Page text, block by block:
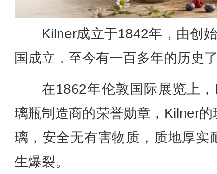
Kilner成立于1842年，由创
国成立，至今有一百多年的历史
在1862年伦敦国际展览上
璃瓶制造商的荣誉勋章，Kilner
璃，安全无有害物质，质地厚实
生爆裂。